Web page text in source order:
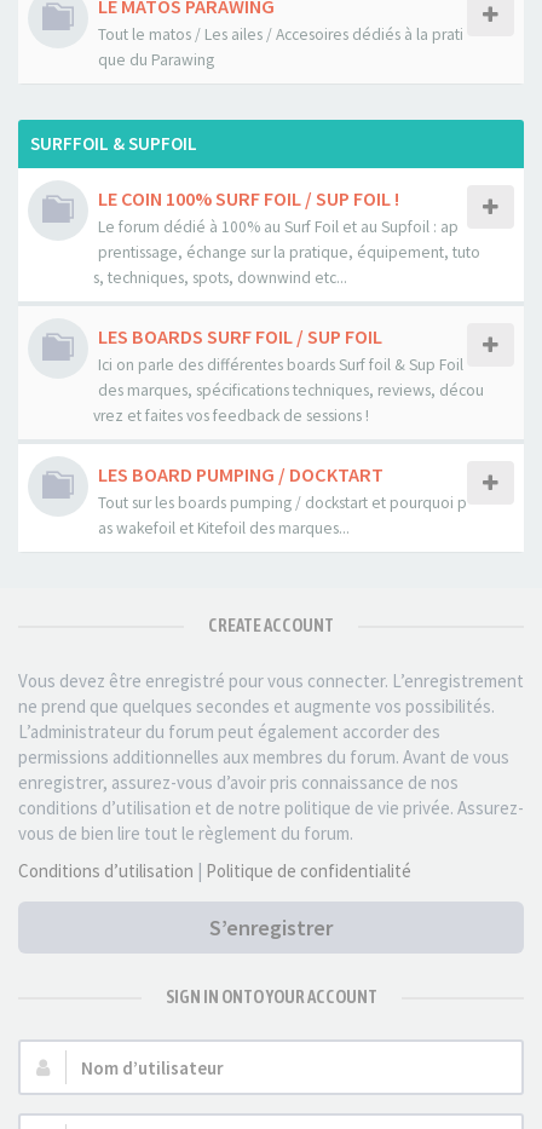
LE MATOS PARAWING
Tout le matos / Les ailes / Accesoires dédiés à la prati
que du Parawing
SURFFOIL & SUPFOIL
LE COIN 100% SURF FOIL / SUP FOIL !
Le forum dédié à 100% au Surf Foil et au Supfoil : ap
prentissage, échange sur la pratique, équipement, tuto
s, techniques, spots, downwind etc...
LES BOARDS SURF FOIL / SUP FOIL
Ici on parle des différentes boards Surf foil & Sup Foil
des marques, spécifications techniques, reviews, décou
vrez et faites vos feedback de sessions !
LES BOARD PUMPING / DOCKTART
Tout sur les boards pumping / dockstart et pourquoi p
as wakefoil et Kitefoil des marques...
CREATE ACCOUNT
Vous devez être enregistré pour vous connecter. L’enregistrement
ne prend que quelques secondes et augmente vos possibilités.
L’administrateur du forum peut également accorder des
permissions additionnelles aux membres du forum. Avant de vous
enregistrer, assurez-vous d’avoir pris connaissance de nos
conditions d’utilisation et de notre politique de vie privée. Assurez-
vous de bien lire tout le règlement du forum.
Conditions d’utilisation | Politique de confidentialité
S’enregistrer
SIGN IN ONTO YOUR ACCOUNT
Nom
d’utilisateur :